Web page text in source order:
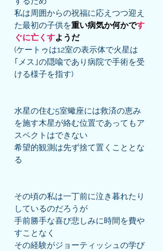
私は周囲からの祝福に応えつつ迎え
た最初の子供を重い病気か何かです
ぐに亡くすようだ
(ケートゥは12室の表示体で火星は
｢メス｣の隠喩であり病院で手術を受
ける様子を指す)
水星の住む5室蠍座には救済の恵み
を施す木星が絡む位置であってもア
スペクトはできない
希望的観測は先ず捨て置くこととな
る
その頃の私は一丁前に泣き暮れたり
しているのだろうが
手前勝手な喜び悲しみに時間を費や
すことなく
その経験がジョーティッシュの学び